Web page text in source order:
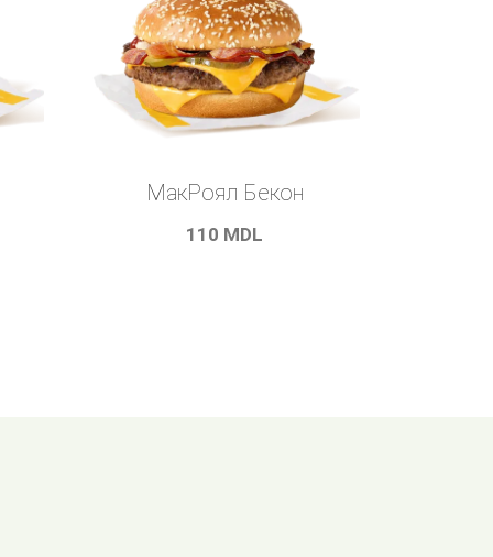
МакРоял Бекон
110 MDL